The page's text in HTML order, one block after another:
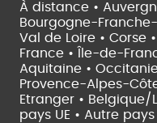
À distance •
Bourgogne-
Val de Loire • Corse •
France •
Île-de-
Aquitaine •
Provence-Alpes-
Etranger • Belgique/
pays UE • Autre pays